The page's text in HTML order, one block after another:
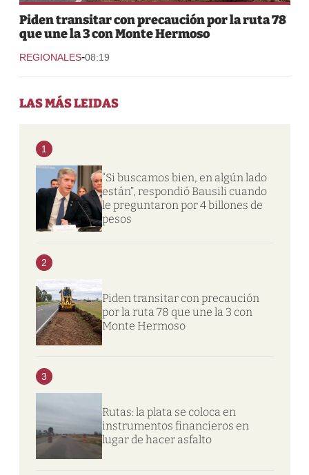
Piden transitar con precaución por la ruta 78
que une la 3 con Monte Hermoso
REGIONALES-08:19
LAS MÁS LEIDAS
1
“Si buscamos bien, en algún lado
están”, respondió Bausili cuando
le preguntaron por 4 billones de
pesos
2
Piden transitar con precaución
por la ruta 78 que une la 3 con
Monte Hermoso
3
Rutas: la plata se coloca en
instrumentos financieros en
lugar de hacer asfalto